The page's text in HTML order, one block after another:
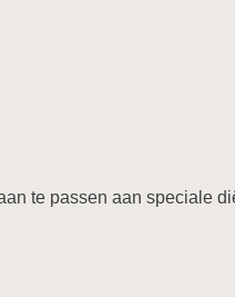
te passen aan speciale